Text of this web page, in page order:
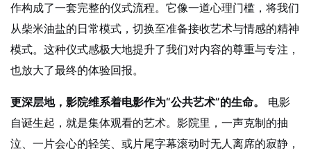
作构成了一套完整的仪式流程。它像一道心理门槛，将我们
从柴米油盐的日常模式，切换至准备接收艺术与情感的精神
模式。这种仪式感极大地提升了我们对内容的尊重与专注，
也放大了最终的体验回报。
更深层地，影院维系着电影作为“公共艺术”的生命。
电影
自诞生起，就是集体观看的艺术。影院里，一声克制的抽
泣、一片会心的轻笑、或片尾字幕滚动时无人离席的寂静，